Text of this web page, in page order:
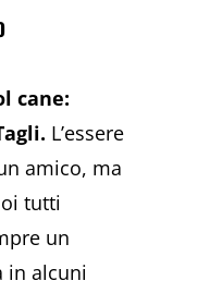
cane:
L’essere
amico, ma
tutti
un
in alcuni